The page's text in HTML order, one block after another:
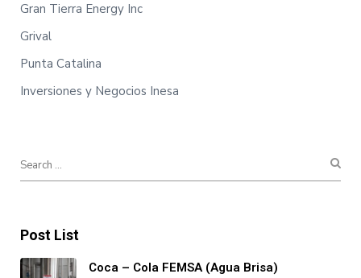
Gran Tierra Energy Inc
Grival
Punta Catalina
Inversiones y Negocios Inesa
Post List
Coca – Cola FEMSA (Agua Brisa)